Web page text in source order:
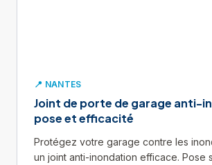
📍 NANTES
Joint de porte de garage anti-
pose et efficacité
Protégez votre garage contre les
un joint anti-inondation efficace. Pose